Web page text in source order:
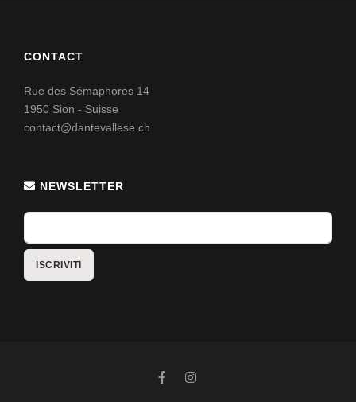
CONTACT
Rue des Sémaphores 14
1950 Sion - Suisse
contact@dantevallese.ch
NEWSLETTER